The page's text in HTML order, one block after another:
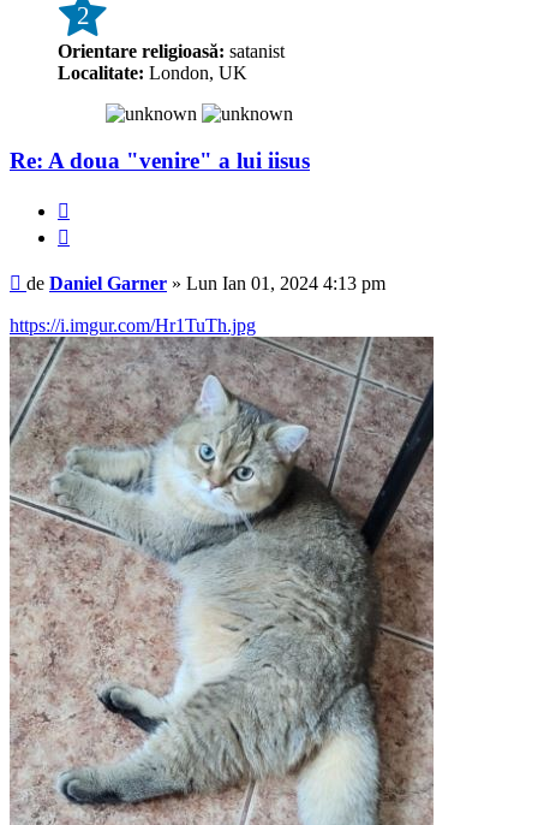
2
Orientare religioasă: satanist
Localitate: London, UK
Re: A doua "venire" a lui iisus
Mesaj
de Daniel Garner » Lun Ian 01, 2024 4:13 pm
https://i.imgur.com/Hr1TuTh.jpg